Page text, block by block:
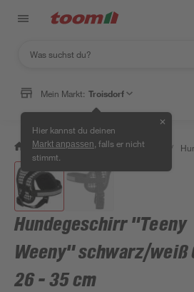
Mein Markt: Troisdorf
Hier kannst du deinen
Markt anpassen , falls er nicht
stimmt.
✕
/ Garten & Freizeit / Tierbedarf /
Hundegeschirr "Teeny
Weeny" schwarz/weiß
26 - 35 cm